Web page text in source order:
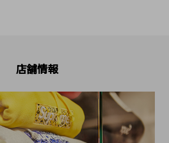
店舗情報